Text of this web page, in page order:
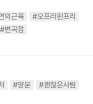
의근육
#오프라윈프리
#변곡점
#양분 #괜찮은사람